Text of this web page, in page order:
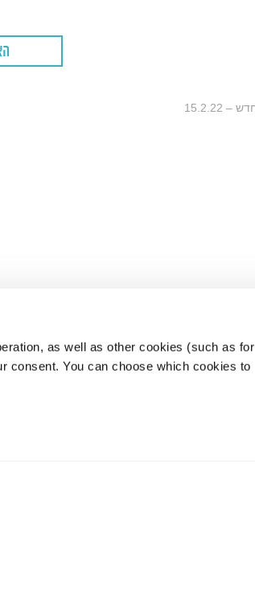
as well as other cookies (such as for
consent. You can choose which cookies to
15.2.22